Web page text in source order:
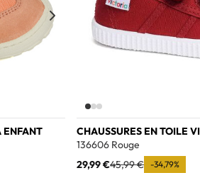
ENFANT
CHAUSSURES EN TOILE
136606 Rouge
29,99 €45,99 € -34,79%